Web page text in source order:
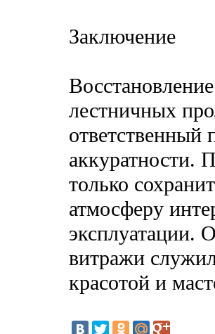
Заключение
лестничных
аккуратности.
только
атмосферу
эксплуатации.
витражи
красотой и